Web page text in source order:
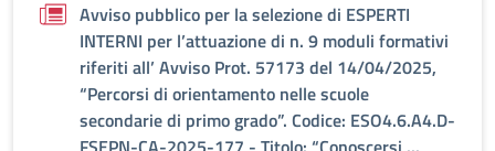
Avviso pubblico per la selezione di ESPERTI
INTERNI per l’attuazione di n. 9 moduli formativi
riferiti all’ Avviso Prot. 57173 del 14/04/2025,
“Percorsi di orientamento nelle scuole
secondarie di primo grado”. Codice: ESO4.6.A4.D-